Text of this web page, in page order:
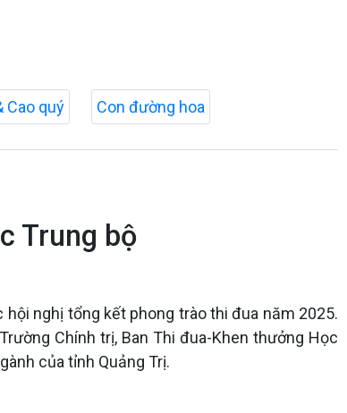
Cao quý Con đường hoa
Trung bộ
nghị tổng kết phong trào thi đua năm 2025.
Chính trị, Ban Thi đua-Khen thưởng Học
của tỉnh Quảng Trị.